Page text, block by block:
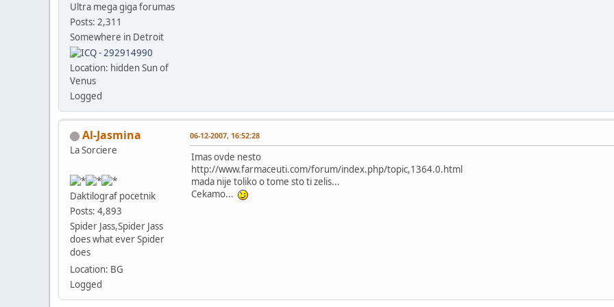
Ultra mega giga forumas
Posts: 2,311
Somewhere in Detroit
Location: hidden Sun of
Venus
Logged
Al-Jasmina
La Sorciere
Daktilograf pocetnik
Posts: 4,893
Spider Jass,Spider Jass
does what ever Spider
does
Location: BG
Logged
06-12-2007, 16:52:28
Imas ovde nesto
http://www.farmaceuti.com/forum/index.php/topic,1364.0.html
mada nije toliko o tome sto ti zelis...
Cekamo...